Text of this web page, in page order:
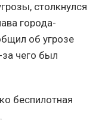
столкнулся
города-
об угрозе
чего был
беспилотная